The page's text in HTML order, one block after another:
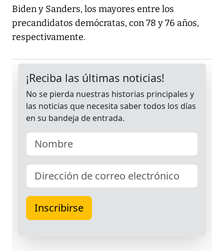
Biden y Sanders, los mayores entre los
precandidatos demócratas, con 78 y 76 años,
respectivamente.